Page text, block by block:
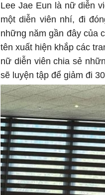
Lee Jae Eun là nữ diễn
một diễn viên nhí, đi
những năm gần đây của
tên xuất hiện khắp các
nữ diễn viên chia sẻ
sẽ luyện tập để giảm đi